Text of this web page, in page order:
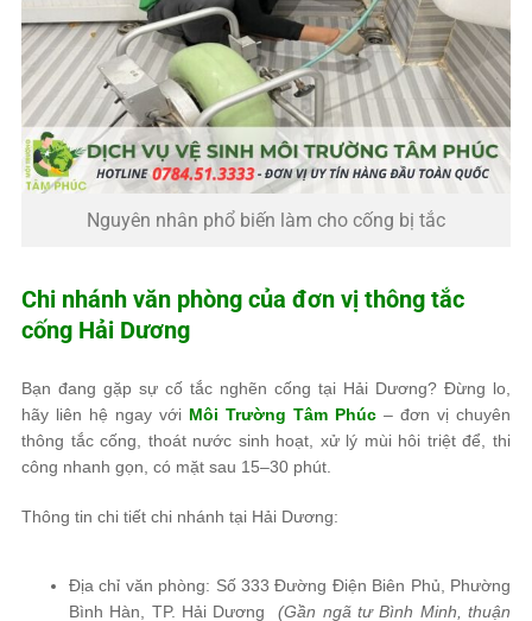
Nguyên nhân phổ biến làm cho cống bị tắc
Chi nhánh văn phòng của đơn vị thông tắc
cống Hải Dương
Bạn đang gặp sự cố tắc nghẽn cống tại Hải Dương? Đừng lo,
hãy liên hệ ngay với Môi Trường Tâm Phúc – đơn vị chuyên
thông tắc cống, thoát nước sinh hoạt, xử lý mùi hôi triệt để, thi
công nhanh gọn, có mặt sau 15–30 phút.
Thông tin chi tiết chi nhánh tại Hải Dương:
Địa chỉ văn phòng: Số 333 Đường Điện Biên Phủ, Phường
Bình Hàn, TP. Hải Dương(Gần ngã tư Bình Minh, thuận